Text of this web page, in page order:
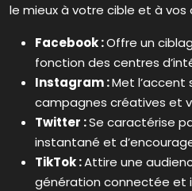
le mieux à votre cible et à
Facebook :Offre un
fonction des centres
Instagram :Met
campagnes créatives et
Twitter :Se caractérise
instantané et
TikTok :Attire une
génération connectée et